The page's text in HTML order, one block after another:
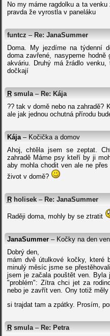
No my máme ragdolku a ta
pravda že vyrostla v paneláku
funtcz – Re: JanaSummer
Doma. My jezdíme na týdenní
doma zavřené, nasypeme
akváriu. Druhý má žrádlo
dočkají
R smula – Re: Kája
?? tak v domě nebo na zahradě?
ale jak jednou ochutná přírodu
Kája– Kočička a domov
Ahoj, chtěla jsem se zeptat.
zahradě Máme psy kteří by ji
aby mohla chodit ven ale ne
život v domě?
R holisek – Re: JanaSummer
Raději doma, mohly by se ztratit
JanaSummer– Kočky na den
Dobrý den,
mám dvě útulkové kočky, které
minulý měsíc jsme se
jsem je začala pouštět ven.
"problém": Zítra chci jet za
nebo je zavřít ven. Ony totiž
si trajdat tam a zpátky. Prosím,
R smula – Re: Petra